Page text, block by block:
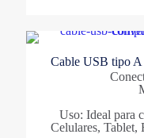
Cable USB tipo
Uso: Ideal para
Celulares, Tablet,